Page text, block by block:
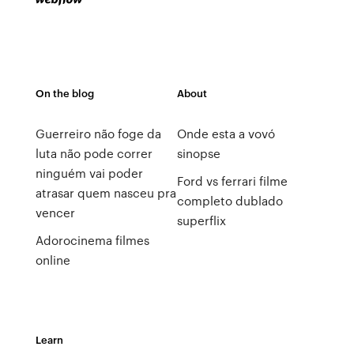
On the blog
Guerreiro não foge da
luta não pode correr
ninguém vai poder
atrasar quem nasceu pra
vencer
Adorocinema filmes
online
About
Onde esta a vovó
sinopse
Ford vs ferrari filme
completo dublado
superflix
Learn